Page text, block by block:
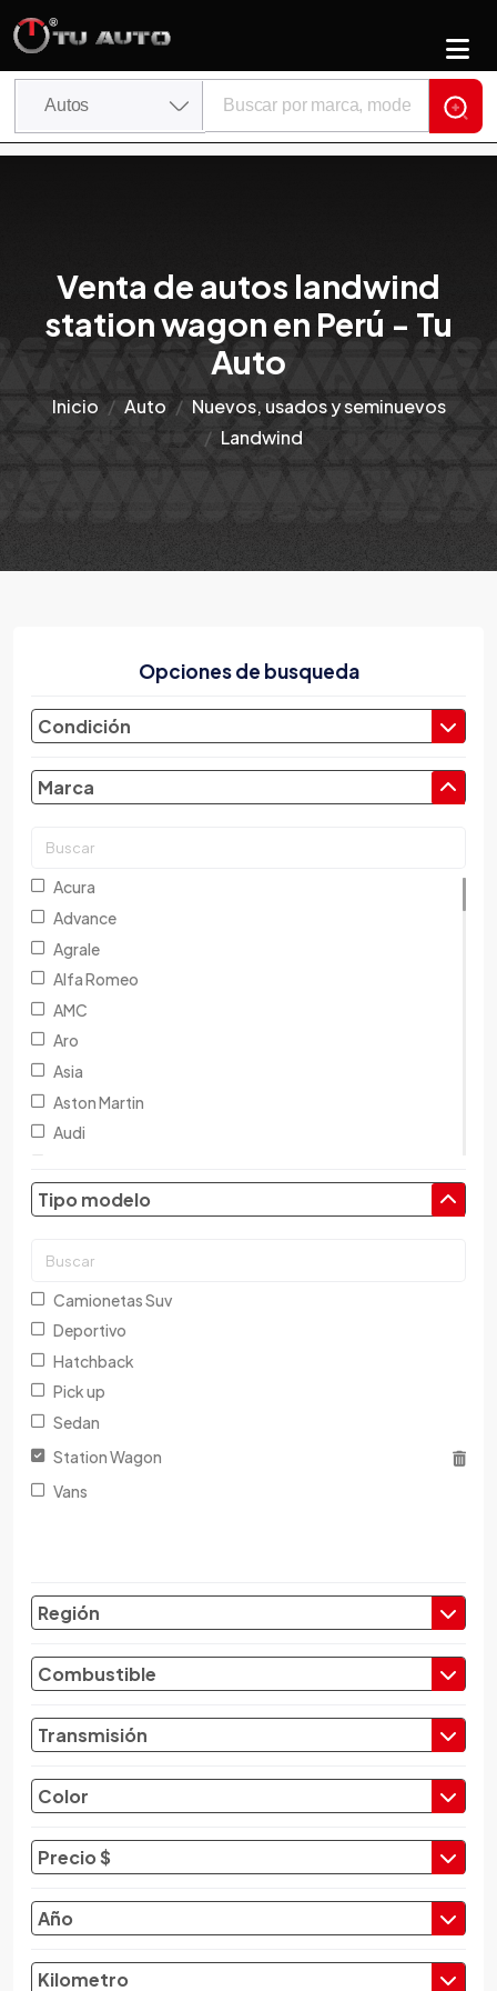
Venta de autos landwind
station wagon en Perú - Tu
Auto
Inicio Auto
Nuevos, usados y seminuevos
Landwind
Opciones de busqueda
Condición
Marca
Acura
Advance
Agrale
Alfa Romeo
AMC
Aro
Asia
Aston Martin
Audi
Baic
Bentley
Buick
Changan
Changfeng
Chevrolet
Chrysler
Citroen
Cupra
Dacia
Daewoo
Daf
Daihatsu
Datsun
Dayun
Derbi
Dfsk
Dmc
Tipo modelo
Camionetas Suv
Deportivo
Hatchback
Pick up
Sedan
Station Wagon
Vans
Región
Combustible
Transmisión
Color
Precio $
Año
Kilometro